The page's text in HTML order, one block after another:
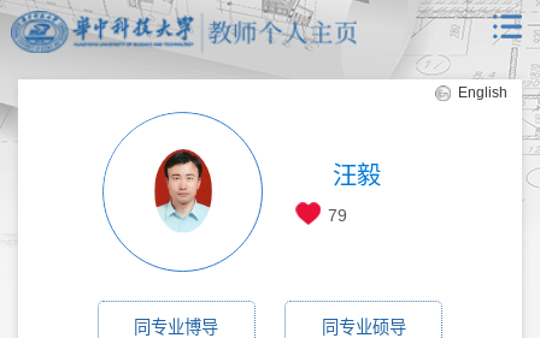
English
汪毅
79
同专业博导 同专业硕导